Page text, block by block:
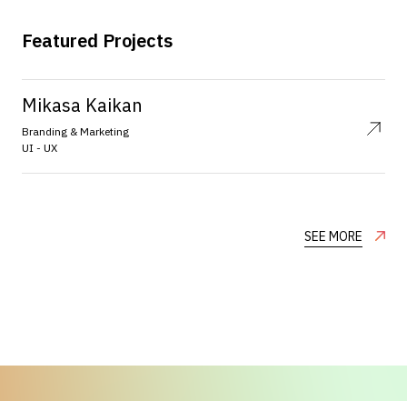
Featured Projects
Mikasa Kaikan
Branding & Marketing
UI - UX
SEE MORE